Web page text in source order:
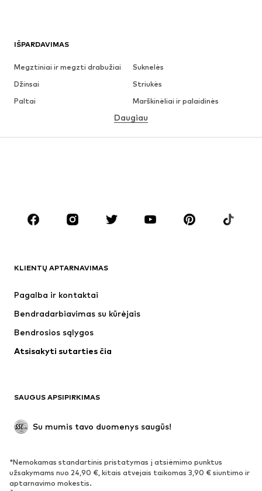
IŠPARDAVIMAS
Megztiniai ir megzti drabužiai
Suknelės
Džinsai
Striukės
Paltai
Marškinėliai ir palaidinės
Apatiniai
Sijonai
Palaidinės ir tunikos
Aksesuarai
Premium
Naujienos
Apatiniai
Paltai
Proginiai
Išskirtiniai
BATAI
Naujienos
Daugiau
KLIENTŲ APTARNAVIMAS
Pagalba ir kontaktai
Bendradarbiavimas su kūrėjais
Bendrosios sąlygos
Atsisakyti sutarties čia
SAUGUS APSIPIRKIMAS
Su mumis tavo duomenys saugūs!
*Nemokamas standartinis pristatymas į atsiėmimo punktus
užsakymams nuo 24,90 €, kitais atvejais taikomas 3,90 € siuntimo ir
aptarnavimo mokestis.